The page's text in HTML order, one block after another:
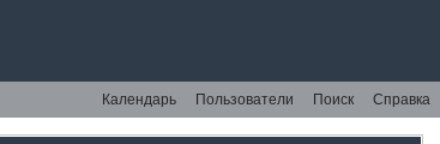
Календарь Пользователи Поиск Справка